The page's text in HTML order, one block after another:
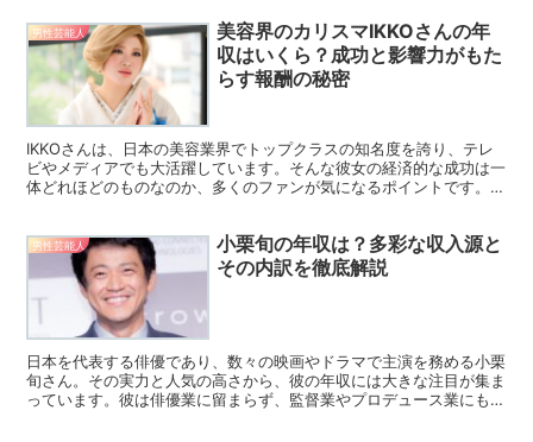
男性芸能人
美容界のカリスマIKKOさんの年
収はいくら？成功と影響力がもた
らす報酬の秘密
IKKOさんは、日本の美容業界でトップクラスの知名度を誇り、テレ
ビやメディアでも大活躍しています。そんな彼女の経済的な成功は一
体どれほどのものなのか、多くのファンが気になるポイントです。本
男性芸能人
小栗旬の年収は？多彩な収入源と
その内訳を徹底解説
日本を代表する俳優であり、数々の映画やドラマで主演を務める小栗
旬さん。その実力と人気の高さから、彼の年収には大きな注目が集ま
っています。彼は俳優業に留まらず、監督業やプロデュース業にも挑